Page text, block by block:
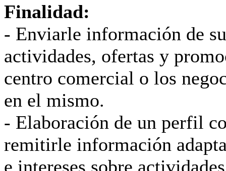
Finalidad:
- Enviarle información de
actividades, ofertas y
centro comercial o los
en el mismo.
- Elaboración de un perfil
remitirle información
e intereses sobre